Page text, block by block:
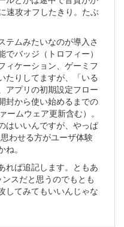
速攻オフしたきり。たぶ
テムみたいなのが導入さ
バッジ（トロフィー）
ィケーション、ゲーミフ
たりしてますが、「いる
アプリの初期設定フロー
封から使い始めるまでの
ームウェア更新含む）。
はいいんですが、やっぱ
わせる方がユーザ体験
。
れば追記します。ともあ
スだと思うのでもとも
してみてもいいんじゃな